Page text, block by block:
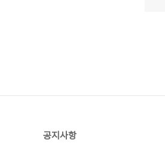
공지사항